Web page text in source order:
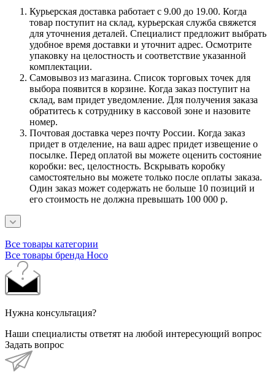
Курьерская доставка работает с 9.00 до 19.00. Когда
товар поступит на склад, курьерская служба свяжется
для уточнения деталей. Специалист предложит выбрать
удобное время доставки и уточнит адрес. Осмотрите
упаковку на целостность и соответствие указанной
комплектации.
Самовывоз из магазина. Список торговых точек для
выбора появится в корзине. Когда заказ поступит на
склад, вам придет уведомление. Для получения заказа
обратитесь к сотруднику в кассовой зоне и назовите
номер.
Почтовая доставка через почту России. Когда заказ
придет в отделение, на ваш адрес придет извещение о
посылке. Перед оплатой вы можете оценить состояние
коробки: вес, целостность. Вскрывать коробку
самостоятельно вы можете только после оплаты заказа.
Один заказ может содержать не больше 10 позиций и
его стоимость не должна превышать 100 000 р.
Все товары категории
Все товары бренда Hoco
Нужна консультация?
Наши специалисты ответят на любой интересующий вопрос
Задать вопрос